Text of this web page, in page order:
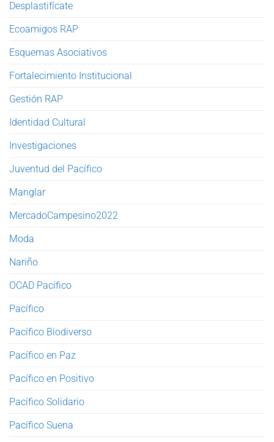
Desplastifícate
Ecoamigos RAP
Esquemas Asociativos
Fortalecimiento Institucional
Gestión RAP
Identidad Cultural
Investigaciones
Juventud del Pacífico
Manglar
MercadoCampesino2022
Moda
Nariño
OCAD Pacífico
Pacífico
Pacífico Biodiverso
Pacífico en Paz
Pacífico en Positivo
Pacífico Solidario
Pacífico Suena